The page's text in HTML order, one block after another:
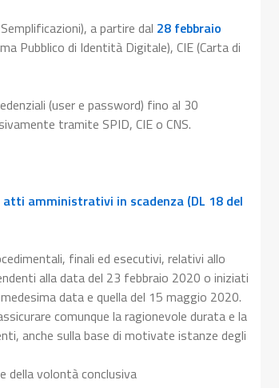
a partire dal 28 febbraio
Pubblico di Identità Digitale), CIE (Carta di
(user e password) fino al 30
tramite SPID, CIE o CNS.
amministrativi in scadenza (DL 18 del
finali ed esecutivi, relativi allo
alla data del 23 febbraio 2020 o iniziati
data e quella del 15 maggio 2020.
comunque la ragionevole durata e la
anche sulla base di motivate istanze degli
della volontà conclusiva